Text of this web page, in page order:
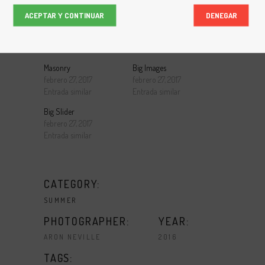
mei laoreet.
Masonry
febrero 27, 2017
Entrada similar
Big Images
febrero 27, 2017
Entrada similar
Big Slider
febrero 27, 2017
Entrada similar
CATEGORY:
SUMMER
PHOTOGRAPHER:
ARON NEVILLE
YEAR:
2016
TAGS:
ACEPTAR Y CONTINUAR DENEGAR